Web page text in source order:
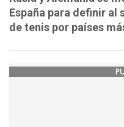
España para definir
de tenis por países